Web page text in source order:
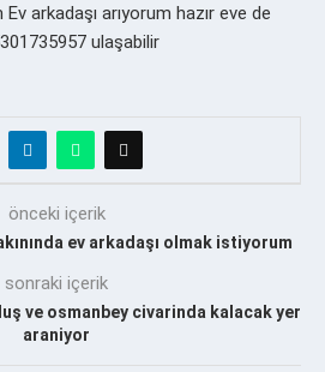
arkadaşı arıyorum hazır eve de
ulaşabilir
önceki içerik
ev arkadaşı olmak istiyorum
sonraki içerik
ve osmanbey civarinda kalacak yer
araniyor